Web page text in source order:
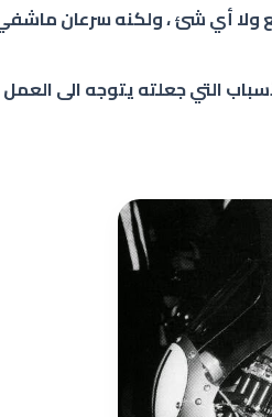
ولا أي شئ ، ولكنه سرعان
التي جعلته يتوجه الى